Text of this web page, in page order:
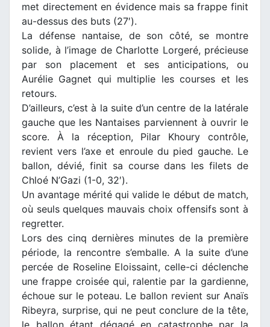
met directement en évidence mais sa frappe finit
au-dessus des buts (27′).
La défense nantaise, de son côté, se montre
solide, à l’image de Charlotte Lorgeré, précieuse
par son placement et ses anticipations, ou
Aurélie Gagnet qui multiplie les courses et les
retours.
D’ailleurs, c’est à la suite d’un centre de la latérale
gauche que les Nantaises parviennent à ouvrir le
score. À la réception, Pilar Khoury contrôle,
revient vers l’axe et enroule du pied gauche. Le
ballon, dévié, finit sa course dans les filets de
Chloé N’Gazi (1-0, 32′).
Un avantage mérité qui valide le début de match,
où seuls quelques mauvais choix offensifs sont à
regretter.
Lors des cinq dernières minutes de la première
période, la rencontre s’emballe. A la suite d’une
percée de Roseline Eloissaint, celle-ci déclenche
une frappe croisée qui, ralentie par la gardienne,
échoue sur le poteau. Le ballon revient sur Anaïs
Ribeyra, surprise, qui ne peut conclure de la tête,